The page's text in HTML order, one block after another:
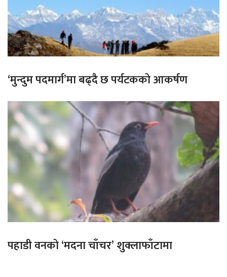
‘मुन्दुम पदमार्ग’मा बढ्दै छ पर्यटकको आकर्षण
पहाडी वनको ‘मदना चाँचर’ शुक्लाफाँटामा